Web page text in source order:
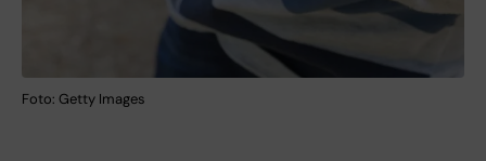
Foto: Getty Images